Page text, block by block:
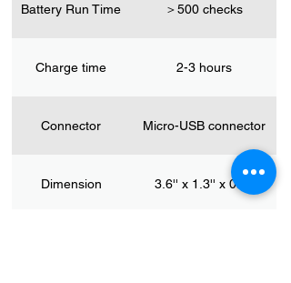
Battery Run Time ＞500 checks
Charge time 2-3 hours
Connector Micro-USB connector
Dimension 3.6'' x 1.3'' x 0.3''